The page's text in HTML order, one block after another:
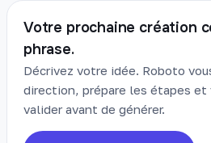
Votre prochaine création
phrase.
Décrivez votre idée. Roboto
direction, prépare les étapes et
valider avant de générer.